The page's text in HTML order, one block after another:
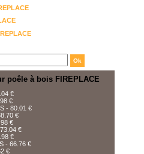
poêle à bois FIREPLACE
€
€
- 80.01 €
€
€
€
€
- 66.76 €
€